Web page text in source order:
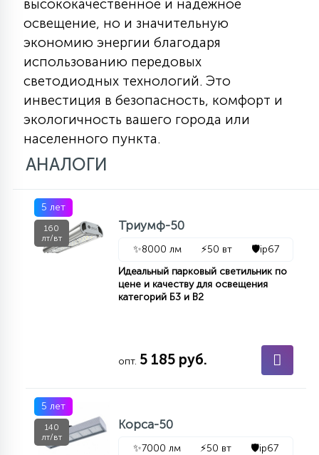
высококачественное и надежное
освещение, но и значительную
экономию энергии благодаря
использованию передовых
светодиодных технологий. Это
инвестиция в безопасность, комфорт и
экологичность вашего города или
населенного пункта.
АНАЛОГИ
5 лет
160
лт/вт
Триумф-50
✨8000 лм ⚡50 вт 🛡️ip67
Идеальный парковый светильник по
цене и качеству для освещения
категорий Б3 и В2
опт. 5 185 руб.
5 лет
140
лт/вт
Корса-50
✨7000 лм ⚡50 вт 🛡️ip67